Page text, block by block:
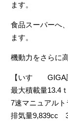
ます。
食品スーパーへ
ます。
機動力をさらに
【いすゞ GIGA
最大積載量13.4ｔ
7速マニュアル
排気量9,839cc